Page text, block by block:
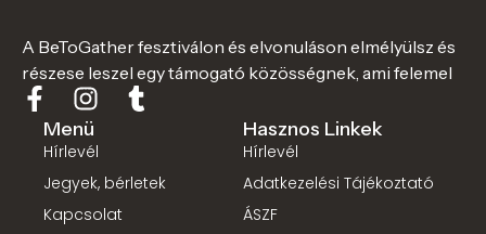
A BeToGather fesztiválon és elvonuláson elmélyülsz és
részese leszel egy támogató közösségnek, ami felemel
Menü
Hírlevél
Jegyek, bérletek
Kapcsolat
Hasznos Linkek
Hírlevél
Adatkezelési Tájékoztató
ÁSZF